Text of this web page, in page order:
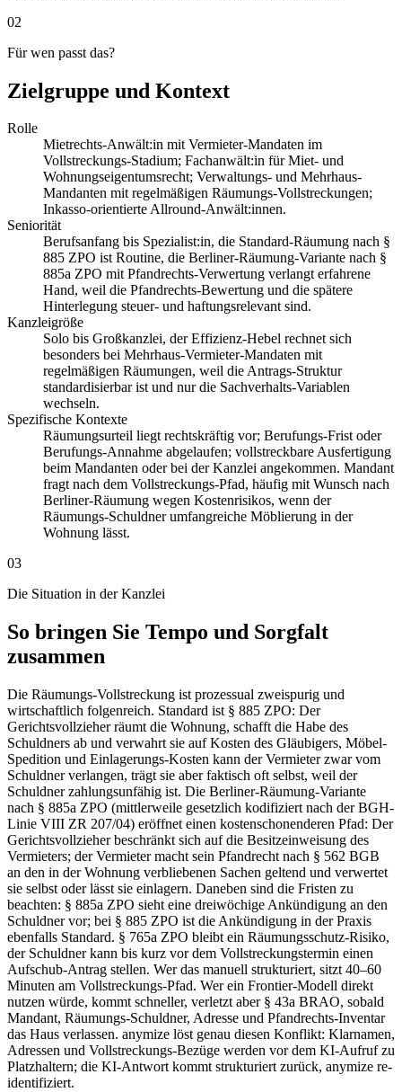
02
Für wen passt das?
Zielgruppe und Kontext
Rolle
Mietrechts-Anwält:in mit Vermieter-Mandaten im
Vollstreckungs-Stadium; Fachanwält:in für Miet- und
Wohnungseigentumsrecht; Verwaltungs- und Mehrhaus-
Mandanten mit regelmäßigen Räumungs-Vollstreckungen;
Inkasso-orientierte Allround-Anwält:innen.
Seniorität
Berufsanfang bis Spezialist:in, die Standard-Räumung nach §
885 ZPO ist Routine, die Berliner-Räumung-Variante nach §
885a ZPO mit Pfandrechts-Verwertung verlangt erfahrene
Hand, weil die Pfandrechts-Bewertung und die spätere
Hinterlegung steuer- und haftungsrelevant sind.
Kanzleigröße
Solo bis Großkanzlei, der Effizienz-Hebel rechnet sich
besonders bei Mehrhaus-Vermieter-Mandaten mit
regelmäßigen Räumungen, weil die Antrags-Struktur
standardisierbar ist und nur die Sachverhalts-Variablen
wechseln.
Spezifische Kontexte
Räumungsurteil liegt rechtskräftig vor; Berufungs-Frist oder
Berufungs-Annahme abgelaufen; vollstreckbare Ausfertigung
beim Mandanten oder bei der Kanzlei angekommen. Mandant
fragt nach dem Vollstreckungs-Pfad, häufig mit Wunsch nach
Berliner-Räumung wegen Kostenrisikos, wenn der
Räumungs-Schuldner umfangreiche Möblierung in der
Wohnung lässt.
03
Die Situation in der Kanzlei
So bringen Sie Tempo und Sorgfalt
zusammen
Die Räumungs-Vollstreckung ist prozessual zweispurig und
wirtschaftlich folgenreich. Standard ist § 885 ZPO: Der
Gerichtsvollzieher räumt die Wohnung, schafft die Habe des
Schuldners ab und verwahrt sie auf Kosten des Gläubigers, Möbel-
Spedition und Einlagerungs-Kosten kann der Vermieter zwar vom
Schuldner verlangen, trägt sie aber faktisch oft selbst, weil der
Schuldner zahlungsunfähig ist. Die Berliner-Räumung-Variante
nach § 885a ZPO (mittlerweile gesetzlich kodifiziert nach der BGH-
Linie VIII ZR 207/04) eröffnet einen kostenschonenderen Pfad: Der
Gerichtsvollzieher beschränkt sich auf die Besitzeinweisung des
Vermieters; der Vermieter macht sein Pfandrecht nach § 562 BGB
an den in der Wohnung verbliebenen Sachen geltend und verwertet
sie selbst oder lässt sie einlagern. Daneben sind die Fristen zu
beachten: § 885a ZPO sieht eine dreiwöchige Ankündigung an den
Schuldner vor; bei § 885 ZPO ist die Ankündigung in der Praxis
ebenfalls Standard. § 765a ZPO bleibt ein Räumungsschutz-Risiko,
der Schuldner kann bis kurz vor dem Vollstreckungstermin einen
Aufschub-Antrag stellen. Wer das manuell strukturiert, sitzt 40–60
Minuten am Vollstreckungs-Pfad. Wer ein Frontier-Modell direkt
nutzen würde, kommt schneller, verletzt aber § 43a BRAO, sobald
Mandant, Räumungs-Schuldner, Adresse und Pfandrechts-Inventar
das Haus verlassen. anymize löst genau diesen Konflikt: Klarnamen,
Adressen und Vollstreckungs-Bezüge werden vor dem KI-Aufruf zu
Platzhaltern; die KI-Antwort kommt strukturiert zurück, anymize re-
identifiziert.